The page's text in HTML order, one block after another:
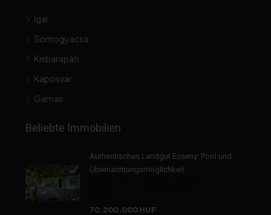
Igal
Somogyacsa
Kisbárapáti
Kaposvár
Gamas
Beliebte Immobilien
Authentisches Landgut Ecseny: Pool und
Übernachtungsmöglichkeit
70.200.000 HUF